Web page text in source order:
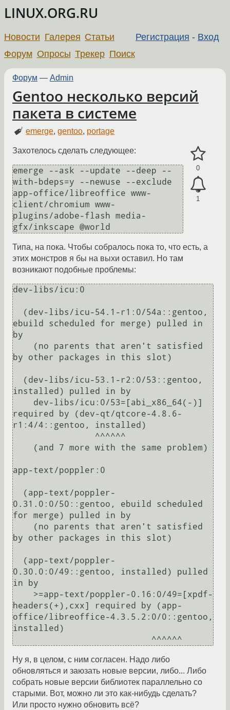
LINUX.ORG.RU
Регистрация - Вход
Новости Галерея Статьи
Форум Опросы Трекер Поиск
Форум — Admin
Gentoo несколько версий
пакета в системе
emerge,gentoo, portage
0
1
Захотелось сделать следующее:
emerge --ask --update --deep --
with-bdeps=y --newuse --exclude
app-office/libreoffice www-
client/chromium www-
plugins/adobe-flash media-
Типа, на пока. Чтобы собралось пока то, что есть, а
этих монстров я бы на выхи оставил. Но там
возникают подобные проблемы:
dev-libs/icu:0
ebuild scheduled for merge) pulled in
by
by other packages in this slot)
installed) pulled in by
required by (dev-qt/qtcore-4.8.6-
r1:4/4::gentoo, installed)
app-text/poppler:0
0.31.0:0/50::gentoo, ebuild scheduled
for merge) pulled in by
by other packages in this slot)
0.30.0:0/49::gentoo, installed) pulled
in by
headers(+),cxx] required by (app-
office/libreoffice-4.3.5.2:0/0::gentoo,
installed)
Ну я, в целом, с ним согласен. Надо либо
обновляться и заюзать новые версии, либо... Либо
собрать новые версии библиотек параллельно со
старыми. Вот, можно ли это как-нибудь сделать?
Или просто нужно обновить всё?